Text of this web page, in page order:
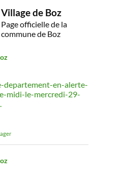
Village de Boz
Page officielle de la
commune de Boz
departement-en-alerte-
midi-le-mercredi-29-